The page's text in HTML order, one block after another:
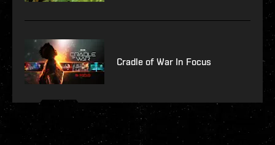
Cradle of War In Focus